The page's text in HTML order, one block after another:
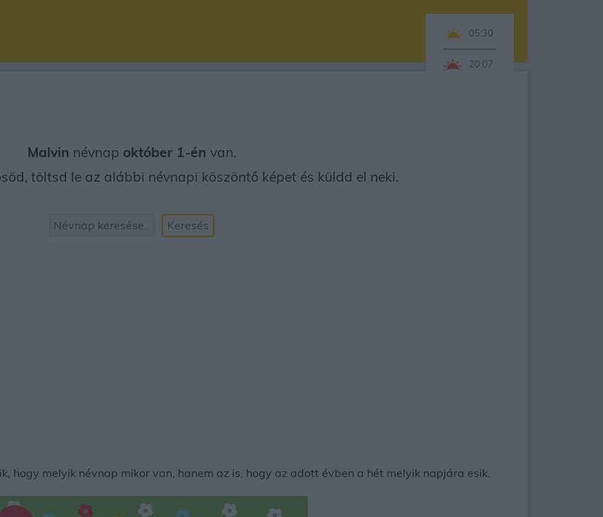
05:30
20:07
Malvin névnap október 1-én van.
töltsd le az alábbi névnapi köszöntő képet és küldd el neki.
Keresés
hogy melyik névnap mikor van, hanem az is, hogy az adott évben a hét melyik napjára esik.